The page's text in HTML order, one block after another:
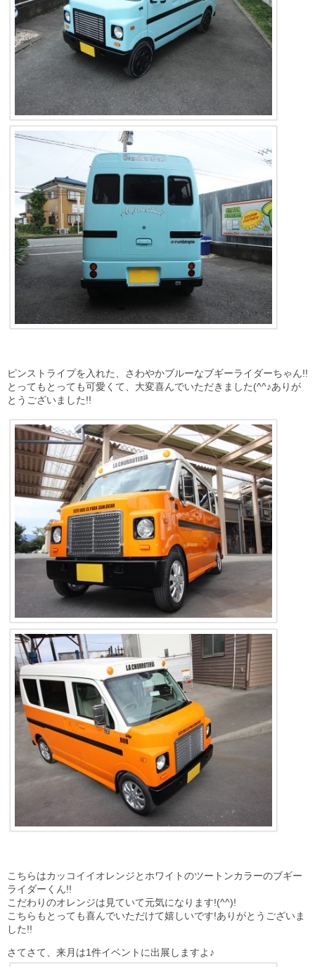
ピンストライプを入れた、さわやかブルーなブギーライダーちゃん!!
とってもとっても可愛くて、大変喜んでいただきました(^^♪ありが
とうございました!!
こちらはカッコイイオレンジとホワイトのツートンカラーのブギー
ライダーくん!!
こだわりのオレンジは見ていて元気になります!(^^)!
こちらもとっても喜んでいただけて嬉しいです!ありがとうございま
した!!
さてさて、来月は1件イベントに出展しますよ♪